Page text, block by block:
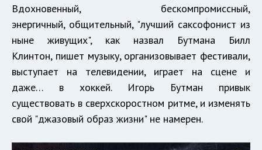
Вдохновенный, бескомпромиссный,
энергичный, общительный, "лучший саксофонист из
ныне живущих", как назвал Бутмана Билл
Клинтон, пишет музыку, организовывает фестивали,
выступает на телевидении, играет на сцене и
даже… в хоккей. Игорь Бутман привык
существовать в сверхскоростном ритме, и изменять
свой "джазовый образ жизни" не намерен.